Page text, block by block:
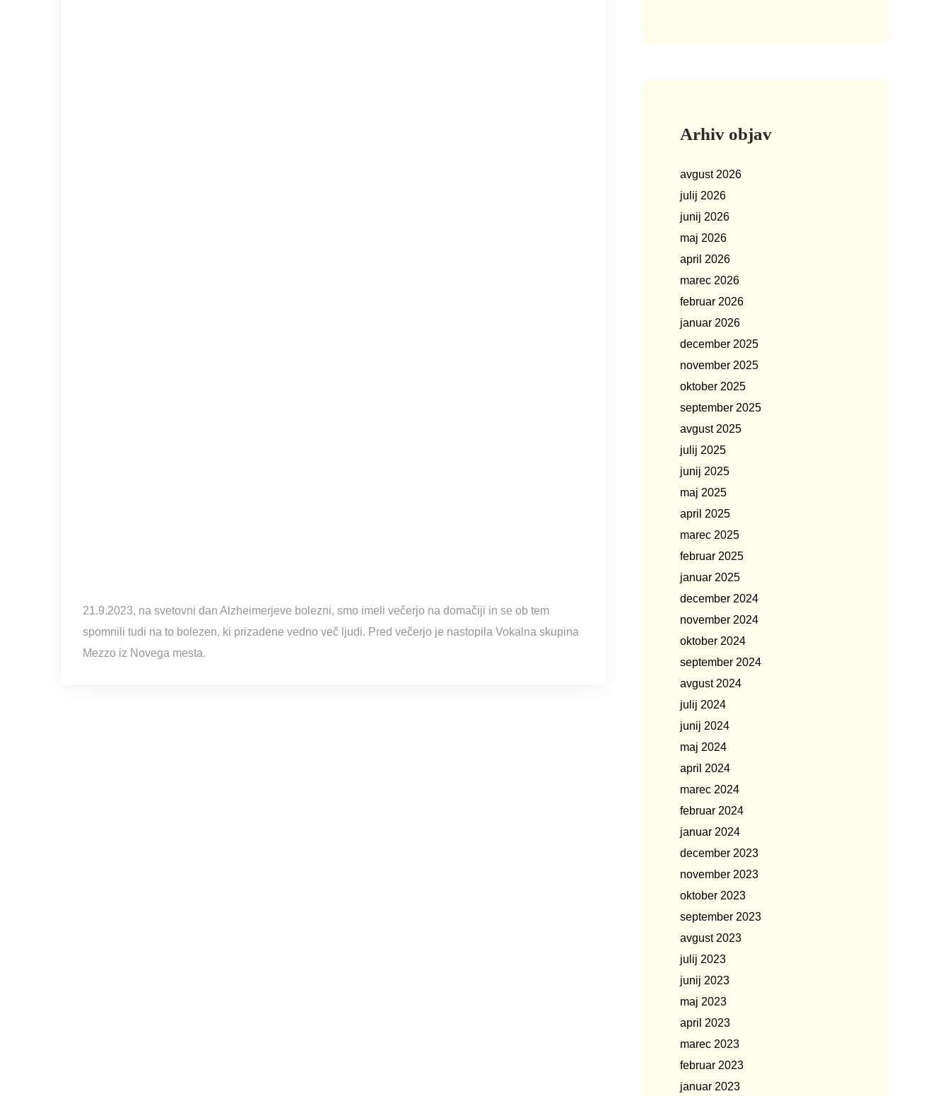
21.9.2023, na svetovni dan Alzheimerjeve bolezni, smo imeli večerjo na domačiji in se ob tem
spomnili tudi na to bolezen, ki prizadene vedno več ljudi. Pred večerjo je nastopila Vokalna skupina
Mezzo iz Novega mesta.
Arhiv objav
avgust 2026
julij 2026
junij 2026
maj 2026
april 2026
marec 2026
februar 2026
januar 2026
december 2025
november 2025
oktober 2025
september 2025
avgust 2025
julij 2025
junij 2025
maj 2025
april 2025
marec 2025
februar 2025
januar 2025
december 2024
november 2024
oktober 2024
september 2024
avgust 2024
julij 2024
junij 2024
maj 2024
april 2024
marec 2024
februar 2024
januar 2024
december 2023
november 2023
oktober 2023
september 2023
avgust 2023
julij 2023
junij 2023
maj 2023
april 2023
marec 2023
februar 2023
januar 2023